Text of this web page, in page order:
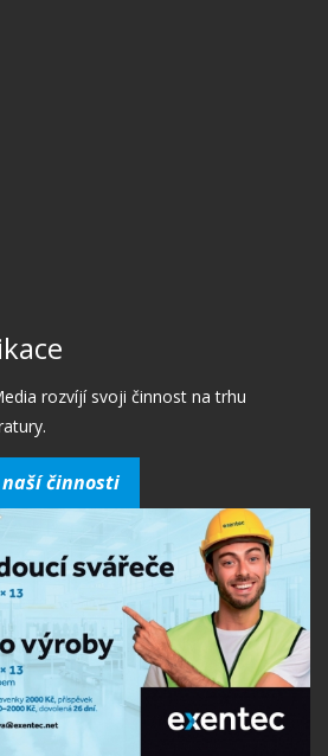
rozvíjí svoji činnost na trhu
činnosti